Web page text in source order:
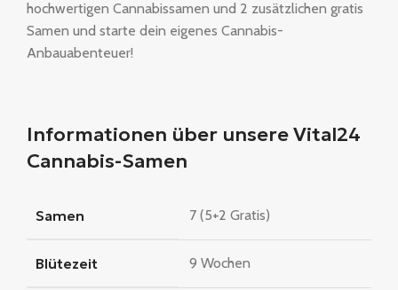
hochwertigen Cannabissamen und 2 zusätzlichen gratis
Samen und starte dein eigenes Cannabis-
Anbauabenteuer!
Informationen über unsere Vital24
Cannabis-Samen
Samen 7 (5+2 Gratis)
Blütezeit 9 Wochen